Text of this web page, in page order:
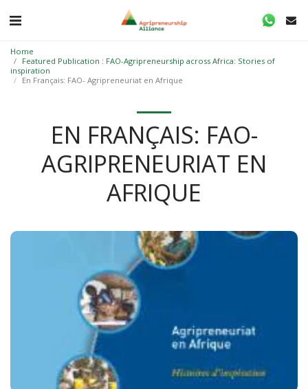
Home
Featured Publication : FAO-Agripreneurship across Africa: Stories of
inspiration
En Français: FAO- Agripreneuriat en Afrique
EN FRANÇAIS: FAO-
AGRIPRENEURIAT EN
AFRIQUE